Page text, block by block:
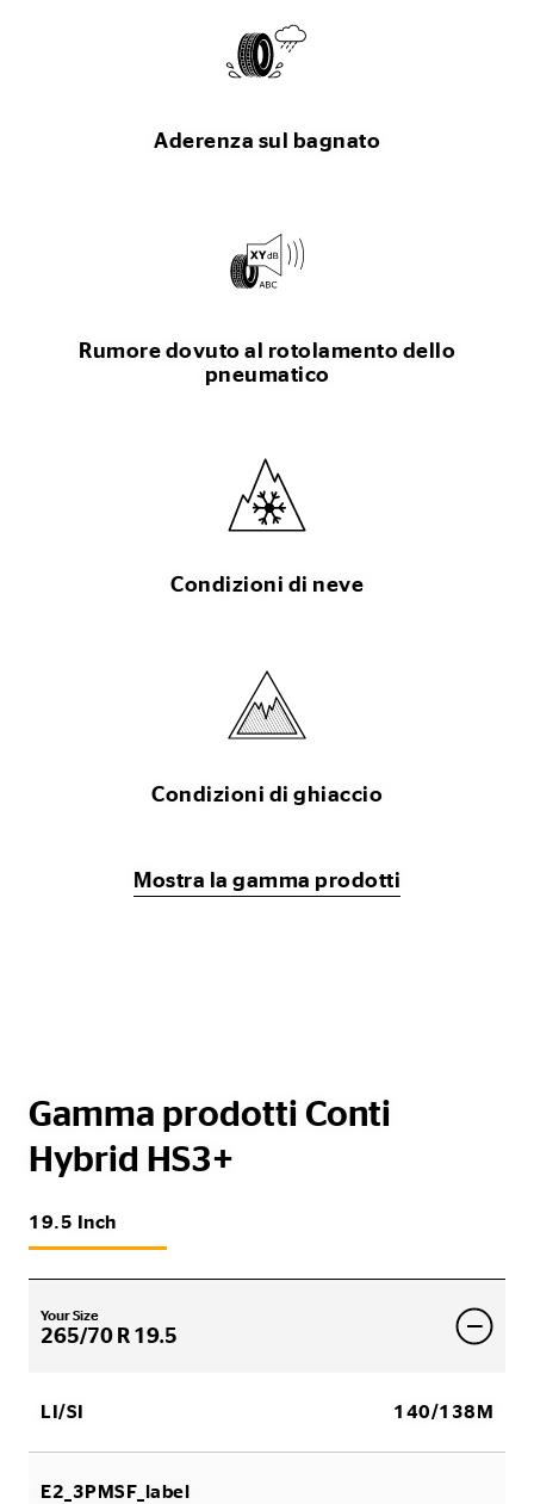
Aderenza sul bagnato
Rumore dovuto al rotolamento dello
pneumatico
Condizioni di neve
Condizioni di ghiaccio
Mostra la gamma prodotti
Gamma prodotti Conti
Hybrid HS3+
19.5 Inch
Your Size
265/70 R 19.5
LI/SI 140/138M
E2_3PMSF_label